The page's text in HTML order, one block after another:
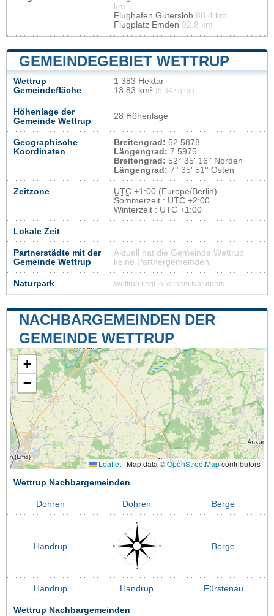
km
Flughafen Gütersloh 88.4 km
Flugplatz Emden 92.8 km
GEMEINDEGEBIET WETTRUP
Wettrup
Gemeindefläche
1 383 Hektar
13,83 km² (5,34 sq mi)
Höhenlage der
Gemeinde Wettrup
28 Höhenlage
Geographische
Koordinaten
Breitengrad: 52.5878
Längengrad: 7.5975
Breitengrad: 52° 35' 16'' Norden
Längengrad: 7° 35' 51'' Osten
Zeitzone UTC +1:00 (Europe/Berlin)
Sommerzeit : UTC +2:00
Winterzeit : UTC +1:00
Lokale Zeit
Partnerstädte mit der
Gemeinde Wettrup
Aktuell hat die Gemeinde Wettrup
keine Partnergemeinden
Naturpark Wettrup liegt in keinem Naturpark
NACHBARGEMEINDEN DER
GEMEINDE WETTRUP
+
−
Leaflet | Map data ©OpenStreetMapcontributors
Wettrup Nachbargemeinden
Dohren Dohren Berge
Handrup Berge
Handrup Handrup Fürstenau
Wettrup Nachbargemeinden